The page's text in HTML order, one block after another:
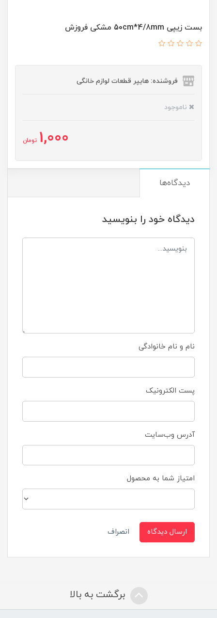
بست زیپی 50cm*4/8mm مشکی فروزش
فروشنده: هایپر قطعات لوازم خانگی
ناموجود
1,000 تومان
دیدگاه‌ها
دیدگاه خود را بنویسید
نام و نام خانوادگی
پست الکترونیک
آدرس وب‌سایت
امتیاز شما به محصول
ارسال دیدگاه انصراف
برگشت به بالا